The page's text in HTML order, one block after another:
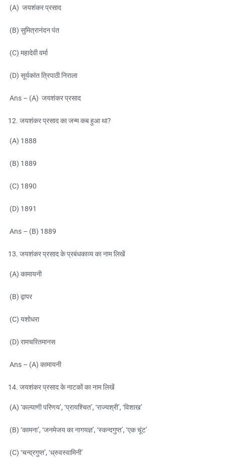
(A) जयशंकर प्रसाद
(B) सुमित्रानंदन पंत
(C) महादेवी वर्मा
(D) सूर्यकांत त्रिपाठी निराला
Ans – (A) जयशंकर प्रसाद
जयशंकर प्रसाद का जन्म कब हुआ था?
(A) 1888
(B) 1889
(C) 1890
(D) 1891
Ans – (B) 1889
जयशंकर प्रसाद के प्रबंधकाव्य का नाम लिखें
(A) कामायनी
(B) द्वापर
(C) यशोधरा
(D) रामचरितमानस
Ans – (A) कामायनी
जयशंकर प्रसाद के नाटकों का नाम लिखें
(A) ‘कल्याणी परिणय’, ‘प्रायश्चित’, ‘राज्यश्री’, ‘विशाख’
(B) ‘कामना’, ‘जनमेजय का नागयज्ञ’, ‘स्कन्दगुप्त’, ‘एक चूंट’
(C) ‘चन्द्रगुप्त’, ‘ध्रुवस्वामिनी’